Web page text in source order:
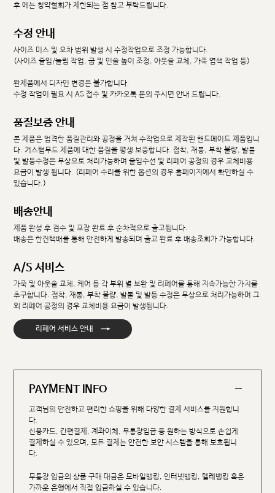
후 에는 청약철회가 제한되는 점 참고 부탁드립니다.
수정 안내
사이즈 미스 및 오차 범위 발생 시 수정작업으로 조정 가능합니다.
(사이즈 줄임/늘림 작업, 굽 및 인솔 높이 조정, 아웃솔 교체, 가죽 염색 작업 등)
완제품에서 디자인 변경은 불가합니다.
수정 작업이 필요 시 AS 접수 및 카카오톡 문의 주시면 안내 드립니다.
품질보증 안내
본 제품은 엄격한 품질관리와 공정을 거쳐 수작업으로 제작된 핸드메이드 제품입니
다. 커스텀무드 제품에 대한 품질을 평생 보증합니다. 접착, 재봉, 부착 불량, 발볼
및 발등수정은 무상으로 처리가능하며 줄임수선 및 리페어 공정의 경우 교체비용
요금이 발생 됩니다. (리페어 수리를 위한 옵션의 경우 홈페이지에서 확인하실 수
있습니다.)
배송안내
제품 완성 후 검수 및 포장 완료 후 순차적으로 출고됩니다.
배송은 한진택배를 통해 안전하게 발송되며 출고 완료 후 배송조회가 가능합니다.
A/S 서비스
가죽 및 아웃솔 교체, 케어 등 각 부위 별 보완 및 리페어를 통해 지속가능한 가치를
추구합니다. 접착, 재봉, 부착 불량, 발볼 및 발등 수정은 무상으로 처리가능하며 그
외 리페어 공정의 경우 교체비용 요금이 발생됩니다.
리페어 서비스 안내 →
PAYMENT INFO
고객님의 안전하고 편리한 쇼핑을 위해 다양한 결제 서비스를 지원합니
다.
신용카드, 간편결제, 계좌이체, 무통장입금 등 원하는 방식으로 손쉽게
결제하실 수 있으며, 모든 결제는 안전한 보안 시스템을 통해 보호됩니
다.
무통장 입금의 상품 구매 대금은 모바일뱅킹, 인터넷뱅킹, 텔레뱅킹 혹은
가까운 은행에서 직접 입금하실 수 있습니다.